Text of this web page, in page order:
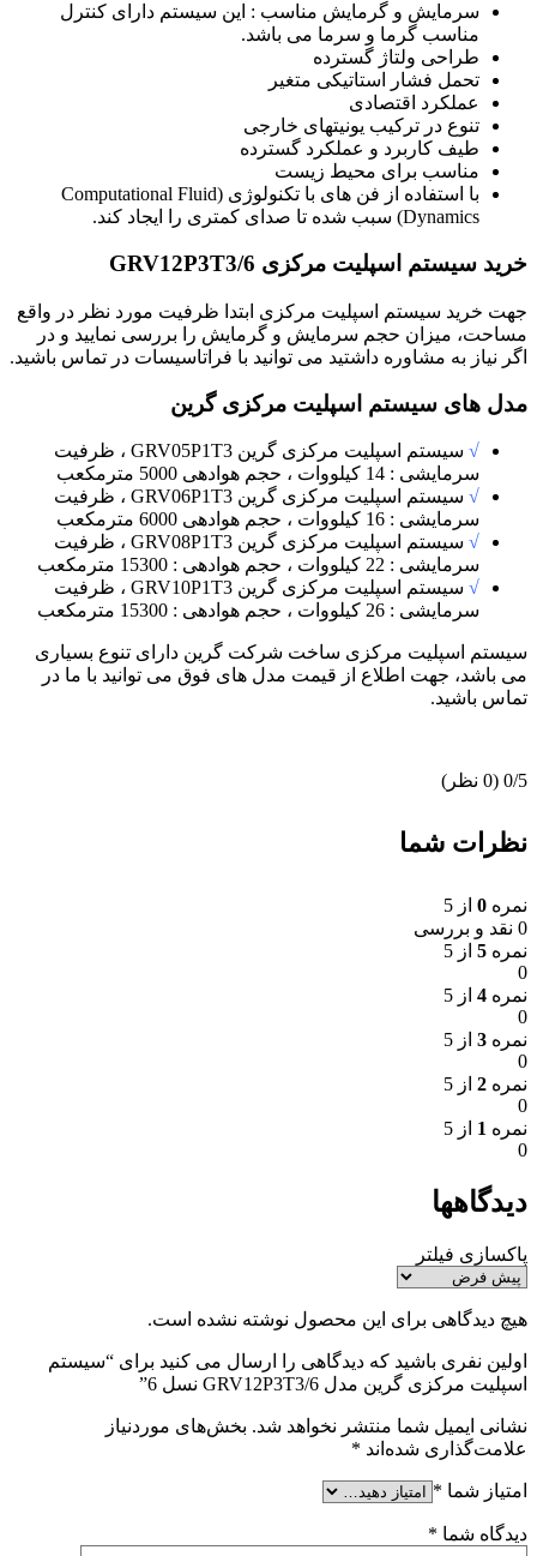
سرمایش و گرمایش مناسب : این سیستم دارای کنترل
مناسب گرما و سرما می باشد.
طراحی ولتاژ گسترده
تحمل فشار استاتیکی متغیر
عملکرد اقتصادی
تنوع در ترکیب یونیتهای خارجی
طیف کاربرد و عملکرد گسترده
مناسب برای محیط زیست
با استفاده از فن های با تکنولوژی (Computational Fluid
Dynamics) سبب شده تا صدای کمتری را ایجاد کند.
خرید سیستم اسپلیت مرکزی GRV12P3T3/6
جهت خرید سیستم اسپلیت مرکزی ابتدا ظرفیت مورد نظر در واقع
مساحت، میزان حجم سرمایش و گرمایش را بررسی نمایید و در
اگر نیاز به مشاوره داشتید می توانید با فراتاسیسات در تماس باشید.
مدل های سیستم اسپلیت مرکزی گرین
√
سیستم اسپلیت مرکزی گرین GRV05P1T3 ، ظرفیت
سرمایشی : 14 کیلووات ، حجم هوادهی 5000 مترمکعب
√
سیستم اسپلیت مرکزی گرین GRV06P1T3 ، ظرفیت
سرمایشی : 16 کیلووات ، حجم هوادهی 6000 مترمکعب
√
سیستم اسپلیت مرکزی گرین GRV08P1T3 ، ظرفیت
سرمایشی : 22 کیلووات ، حجم هوادهی : 15300 مترمکعب
√
سیستم اسپلیت مرکزی گرین GRV10P1T3 ، ظرفیت
سرمایشی : 26 کیلووات ، حجم هوادهی : 15300 مترمکعب
سیستم اسپلیت مرکزی ساخت شرکت گرین دارای تنوع بسیاری
می باشد، جهت اطلاع از قیمت مدل های فوق می توانید با ما در
تماس باشید.
‫0/5 ‫(0 نظر)
نظرات شما
نمره 0 از 5
0 نقد و بررسی
نمره 5 از 5
0
نمره 4 از 5
0
نمره 3 از 5
0
نمره 2 از 5
0
نمره 1 از 5
0
دیدگاهها
پاکسازی فیلتر
هیچ دیدگاهی برای این محصول نوشته نشده است.
اولین نفری باشید که دیدگاهی را ارسال می کنید برای “سیستم
اسپلیت مرکزی گرین مدل GRV12P3T3/6 نسل 6”
نشانی ایمیل شما منتشر نخواهد شد. بخش‌های موردنیاز
علامت‌گذاری شده‌اند *
امتیاز شما *
دیدگاه شما *